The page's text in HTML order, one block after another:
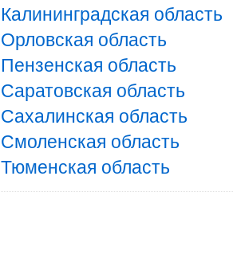
Калининградская область
Орловская область
Пензенская область
Саратовская область
Сахалинская область
Смоленская область
Тюменская область